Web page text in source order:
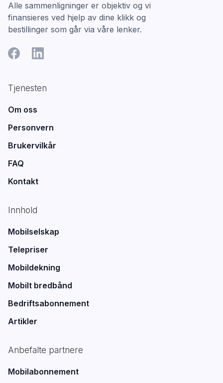
Alle sammenligninger er objektiv og vi
finansieres ved hjelp av dine klikk og
bestillinger som går via våre lenker.
Tjenesten
Om oss
Personvern
Brukervilkår
FAQ
Kontakt
Innhold
Mobilselskap
Telepriser
Mobildekning
Mobilt bredbånd
Bedriftsabonnement
Artikler
Anbefalte partnere
Mobilabonnement